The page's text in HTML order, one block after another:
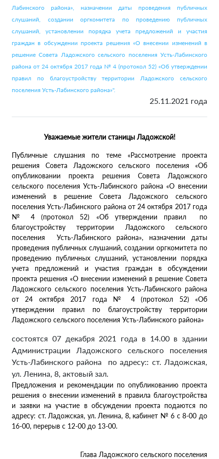
Лабинского района», назначении даты проведения публичных
слушаний, создании оргкомитета по проведению публичных
слушаний, установлении порядка учета предложений и участия
граждан в обсуждении проекта решения «О внесении изменений в
решение Совета Ладожского сельского поселения Усть-Лабинского
района от 24 октября 2017 года № 4 (протокол 52) «Об утверждении
правил по благоустройству территории Ладожского сельского
поселения Усть-Лабинского района»".
25.11.2021 года
Уважаемые жители станицы Ладожской!
Публичные слушания по теме «Рассмотрение проекта
решения Совета Ладожского сельского поселения «Об
опубликовании проекта решения Совета Ладожского
сельского поселения Усть-Лабинского района «О внесении
изменений в решение Совета Ладожского сельского
поселения Усть-Лабинского района от 24 октября 2017 года
№ 4 (протокол 52) «Об утверждении правил по
благоустройству территории Ладожского сельского
поселения Усть-Лабинского района», назначении даты
проведения публичных слушаний, создании оргкомитета по
проведению публичных слушаний, установлении порядка
учета предложений и участия граждан в обсуждении
проекта решения «О внесении изменений в решение Совета
Ладожского сельского поселения Усть-Лабинского района
от 24 октября 2017 года № 4 (протокол 52) «Об
утверждении правил по благоустройству территории
Ладожского сельского поселения Усть-Лабинского района»
состоятся 07 декабря 2021 года в 14.00 в здании
Администрации Ладожского сельского поселения
Усть-Лабинского района по адресу:: ст. Ладожская,
ул. Ленина, 8, актовый зал.
Предложения и рекомендации по опубликованию проекта
решения о внесении изменений в правила благоустройства
и заявки на участие в обсуждении проекта подаются по
адресу: ст. Ладожская, ул. Ленина, 8, кабинет № 6 с 8-00 до
16-00, перерыв с 12-00 до 13-00.
Глава Ладожского сельского поселения